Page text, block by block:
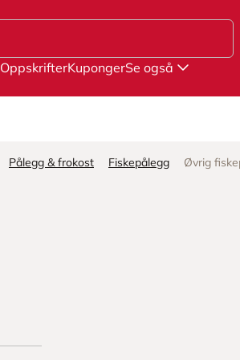
OppskrifterKupongerSe også
Pålegg & frokost Fiskepålegg Øvrig